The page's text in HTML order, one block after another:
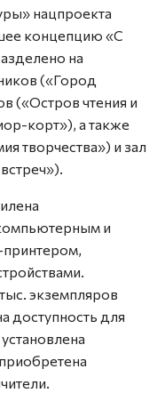
нацпроекта
концепцию «С
на
(«Город
(«Остров чтения и
корт»), а также
творчества») и зал
и
экземпляров
доступность для